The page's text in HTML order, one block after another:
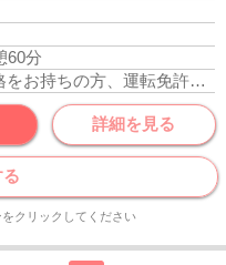
60分
介護支援専門員の資格をお持ちの方、運転免許あれば尚可
詳細を見る
クリックしてください